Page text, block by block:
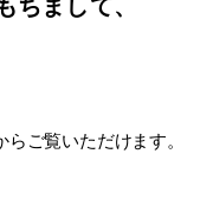
ちまして、
らご覧いただけます。